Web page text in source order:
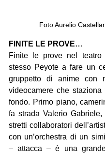
Foto Aurelio
FINITE LE PROVE…
Finite le prove nel
stesso Peyote a fare un
gruppetto di anime con
videocamere che
fondo. Primo piano,
fa strada Valerio
stretti collaboratori
con un’orchestra di un
– attacca – è una